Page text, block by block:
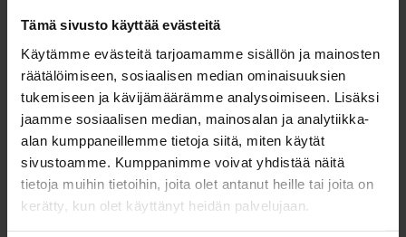
Tämä sivusto käyttää evästeitä
Käytämme evästeitä tarjoamamme sisällön ja mainosten
räätälöimiseen, sosiaalisen median ominaisuuksien
tukemiseen ja kävijämäärämme analysoimiseen. Lisäksi
jaamme sosiaalisen median, mainosalan ja analytiikka-
alan kumppaneillemme tietoja siitä, miten käytät
sivustoamme. Kumppanimme voivat yhdistää näitä
tietoja muihin tietoihin, joita olet antanut heille tai joita on
kerätty, kun olet käyttänyt heidän palvelujaan.
ostajat ovat saaneet päätöksiä pankeilta.
Suomen Kiinteistönvälittäjien jäsenvälittäjät
ilmaisevat suurimman huolen siitä, että tämä
ylimenoaika jätettiin hallituksen toimesta vain
kolmeen kuukauteen. ”Todellisuudessa kaupanteko
ja oikein asunnon löytäminen tulee varmasti
ensiasunnon ostajilta viemään pidemmän aikaa.
Tämän takia tuomme vahvasti esille, että